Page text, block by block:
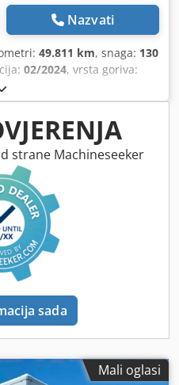
Nazvati
49.811 km, snaga: 130
02/2024, vrsta goriva:
, boja:
tovarnog prostora:36
6.070 mm, širina utovarnog
prostora: 2.380 mm
ABS, elektronički
stražnja vrata,
strane Machineseeker
sada
Mali oglasi